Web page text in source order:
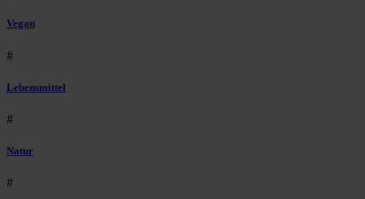
Vegan
#
Lebensmittel
#
Natur
#